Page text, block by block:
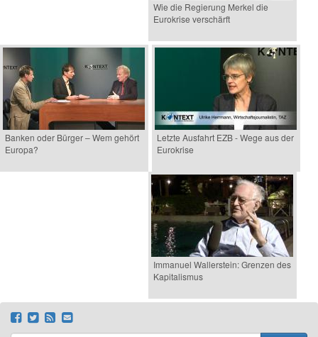
Wie die Regierung Merkel die
Eurokrise verschärft
Banken oder Bürger – Wem gehört
Europa?
Letzte Ausfahrt EZB - Wege aus der
Eurokrise
Immanuel Wallerstein: Grenzen des
Kapitalismus